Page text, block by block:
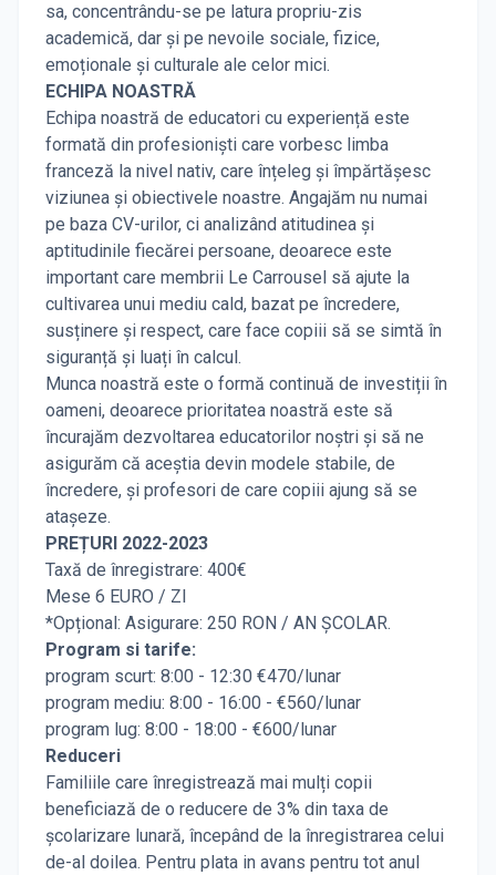
sa, concentrându-se pe latura propriu-zis
academică, dar și pe nevoile sociale, fizice,
emoționale și culturale ale celor mici.
ECHIPA NOASTRĂ
Echipa noastră de educatori cu experiență este
formată din profesioniști care vorbesc limba
franceză la nivel nativ, care înțeleg și împărtășesc
viziunea și obiectivele noastre. Angajăm nu numai
pe baza CV-urilor, ci analizând atitudinea și
aptitudinile fiecărei persoane, deoarece este
important care membrii Le Carrousel să ajute la
cultivarea unui mediu cald, bazat pe încredere,
susținere și respect, care face copiii să se simtă în
siguranță și luați în calcul.
Munca noastră este o formă continuă de investiții în
oameni, deoarece prioritatea noastră este să
încurajăm dezvoltarea educatorilor noștri și să ne
asigurăm că aceștia devin modele stabile, de
încredere, și profesori de care copiii ajung să se
atașeze.
PREȚURI 2022-2023
Taxă de înregistrare: 400€
Mese 6 EURO / ZI
*Opțional: Asigurare: 250 RON / AN ȘCOLAR.
Program si tarife:
program scurt: 8:00 - 12:30 €470/lunar
program mediu: 8:00 - 16:00 - €560/lunar
program lug: 8:00 - 18:00 - €600/lunar
Reduceri
Familiile care înregistrează mai mulți copii
beneficiază de o reducere de 3% din taxa de
școlarizare lunară, începând de la înregistrarea celui
de-al doilea. Pentru plata in avans pentru tot anul